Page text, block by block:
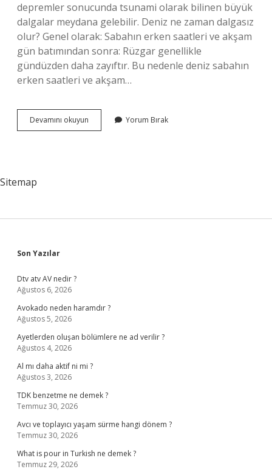
depremler sonucunda tsunami olarak bilinen büyük
dalgalar meydana gelebilir. Deniz ne zaman dalgasız
olur? Genel olarak: Sabahın erken saatleri ve akşam
gün batımından sonra: Rüzgar genellikle
gündüzden daha zayıftır. Bu nedenle deniz sabahın
erken saatleri ve akşam…
Devamını okuyun
Yokken
Yorum Bırak
Sitemap
Sidebar
Son Yazılar
Dtv atv AV nedir ?
Ağustos 6, 2026
Avokado neden haramdır ?
Ağustos 5, 2026
Ayetlerden oluşan bölümlere ne ad verilir ?
Ağustos 4, 2026
Al mı daha aktif ni mi ?
Ağustos 3, 2026
TDK benzetme ne demek ?
Temmuz 30, 2026
Avcı ve toplayıcı yaşam sürme hangi dönem ?
Temmuz 30, 2026
What is pour in Turkish ne demek ?
Temmuz 29, 2026